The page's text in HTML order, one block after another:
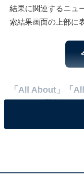
結果に関連するニュ
索結果画面の上部に
「All About」「